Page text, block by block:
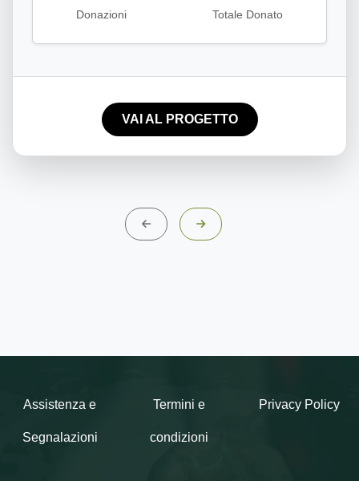
Donazioni Totale Donato
VAI AL PROGETTO
Assistenza e
Segnalazioni
Termini e
condizioni
Privacy Policy